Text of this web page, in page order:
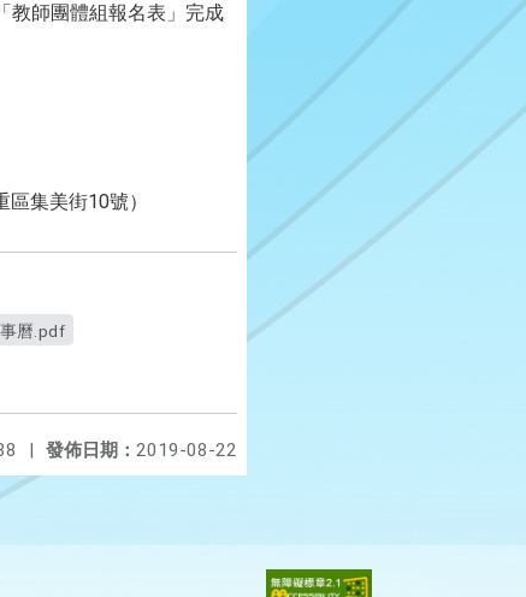
教師團體組報名表」完成
集美街10號）
曆.pdf
發佈日期： 2019-08-22
|